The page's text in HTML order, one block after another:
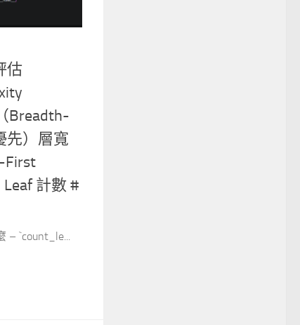
估
Breadth-
先）層寬
First
計數 #
– `count_le...